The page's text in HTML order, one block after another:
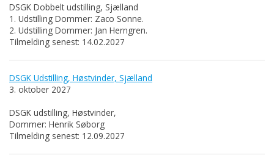
DSGK Dobbelt udstilling, Sjælland
1. Udstilling Dommer: Zaco Sonne.
2. Udstilling Dommer: Jan Herngren.
Tilmelding senest: 14.02.2027
DSGK Udstilling, Høstvinder, Sjælland
3. oktober 2027
DSGK udstilling, Høstvinder,
Dommer: Henrik Søborg
Tilmelding senest: 12.09.2027